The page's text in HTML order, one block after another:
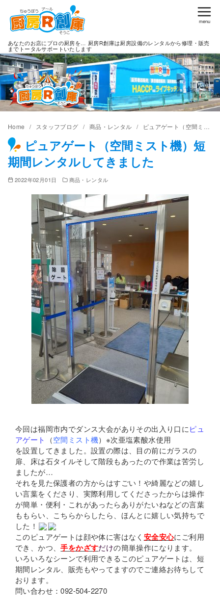
ツ
へ
移
動
あなたのお店にプロの厨房を… 厨房R創庫は厨房設備のレンタルから修理・販売
までトータルサポートいたします
Home スタッフブログ 商品・レンタル ピュアゲート（空間ミスト機）短期間レンタルしてきました
ピュアゲート（空間ミスト機）短
期間レンタルしてきました
2022年02月01日 商品・レンタル
今回は福岡市内でダンス大会がありその出入り口にピュ
アゲート
（空間ミスト機）※次亜塩素酸水使用
を設置してきました。設置の際は、目の前にガラスの
扉、床は石タイルそして階段もあったので作業は苦労し
ましたが…
それを見た保護者の方からはすごい！や綺麗などの嬉し
い言葉をくださり、実際利用してくださったからは操作
が簡単・便利・これがあったらありがたいねなどの言葉
ももらい、こちらからしたら、ほんとに嬉しい気持ちで
した！
このピュアゲートは顔や体に害はなく 安全安心にご利用
でき、かつ、手をかざすだけの簡単操作になります。
いろいろなシーンで利用できるこのピュアゲートは、短
期間レンタル、販売もやってますのでご連絡お待ちして
おります。
問い合わせ：092-504-2270